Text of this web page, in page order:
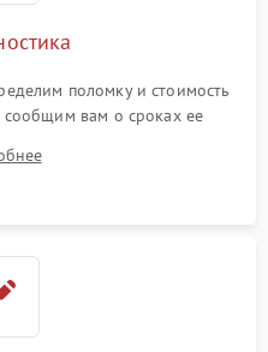
поломку и стоимость
сообщим вам о сроках ее